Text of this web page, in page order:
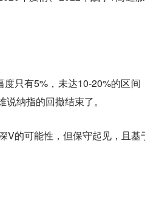
只有5%，未达10-20%的区间
纳指的回撤结束了。
V的可能性， 但保守起见，且基